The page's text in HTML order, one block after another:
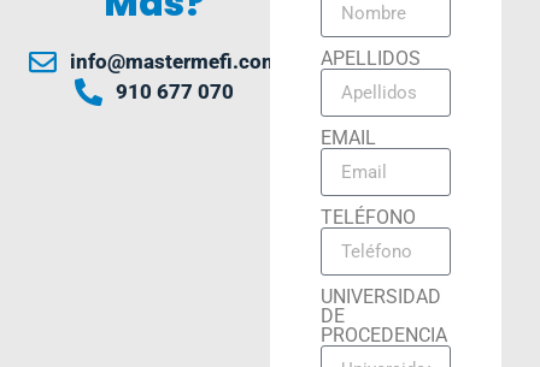
info@mastermefi.com
910 677 070
APELLIDOS
EMAIL
TELÉFONO
UNIVERSIDAD
DE
PROCEDENCIA